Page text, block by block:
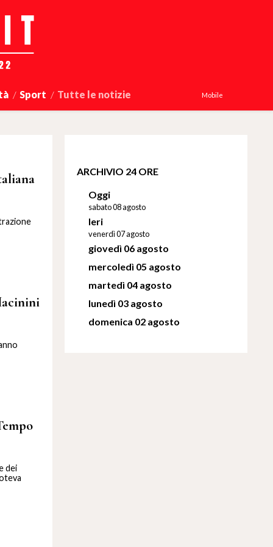
Sport Tutte le notizie Mobile
dei
ARCHIVIO 24 ORE
Oggi
sabato 08 agosto
Ieri
venerdì 07 agosto
giovedì 06 agosto
mercoledì 05 agosto
martedì 04 agosto
lunedì 03 agosto
domenica 02 agosto